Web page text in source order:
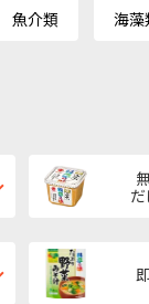
魚介類 海藻